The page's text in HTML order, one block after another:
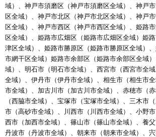
域）、神戸市須磨区（神戸市須磨区全域）、神戸
区全域）、神戸市北区（神戸市北区全域）、神戸
区全域）、神戸市西区（神戸市西区全域）、姫路
区全域）、姫路市広畑区（姫路市広畑区全域）姫
津区全域）、姫路市勝原区（姫路市勝原区全域）
市網干区全域）姫路市余部区（姫路市余部区全域
域）、明石市（明石市全域）、西宮市（西宮市全
全域）、伊丹市（伊丹市全域）、相生市（相生市
市全域）、加古川市（加古川市全域）、赤穂市（
（西脇市全域）、宝塚市（宝塚市全域）、三木市
市（高砂市全域）、川西市（川西市全域）、小野
西市（加西市全域）、篠山市（篠山市全域）、養父
丹波市（丹波市全域）、朝来市（朝来市全域）、